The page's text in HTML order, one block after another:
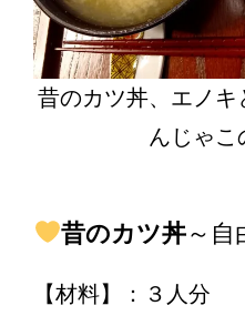
昔のカツ丼、エノ
んじゃこ
昔のカツ丼～自
【材料】：３人分